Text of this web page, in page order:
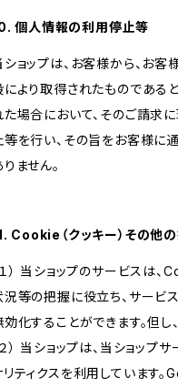
個人情報の利用停止等
ショップは、お客様から、お
により取得されたものである
た場合において、そのご請求
等を行い、その旨をお客様に
りません。
Cookie（クッキー）その他
１） 当ショップのサービスは
況等の把握に役立ち、サービ
効化することができます。但
２） 当ショップは、当ショ
リティクスを利用しています